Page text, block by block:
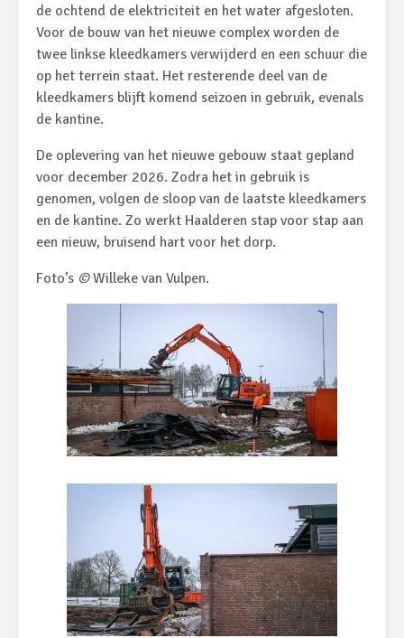
de ochtend de elektriciteit en het water afgesloten.
Voor de bouw van het nieuwe complex worden de
twee linkse kleedkamers verwijderd en een schuur die
op het terrein staat. Het resterende deel van de
kleedkamers blijft komend seizoen in gebruik, evenals
de kantine.
De oplevering van het nieuwe gebouw staat gepland
voor december 2026. Zodra het in gebruik is
genomen, volgen de sloop van de laatste kleedkamers
en de kantine. Zo werkt Haalderen stap voor stap aan
een nieuw, bruisend hart voor het dorp.
Foto’s ©Willeke van Vulpen.